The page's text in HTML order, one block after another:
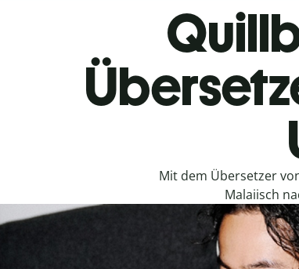
Mit dem Übersetzer
Malaiisch